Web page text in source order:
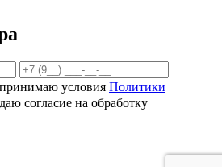
условия Политики
согласие на обработку